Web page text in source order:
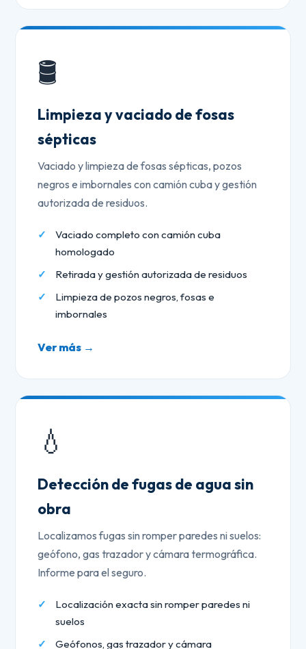
🛢️
Limpieza y vaciado de fosas
sépticas
Vaciado y limpieza de fosas sépticas, pozos
negros e imbornales con camión cuba y gestión
autorizada de residuos.
Vaciado completo con camión cuba
homologado
Retirada y gestión autorizada de residuos
Limpieza de pozos negros, fosas e
imbornales
Ver más →
💧
Detección de fugas de agua sin
obra
Localizamos fugas sin romper paredes ni suelos:
geófono, gas trazador y cámara termográfica.
Informe para el seguro.
Localización exacta sin romper paredes ni
suelos
Geófonos, gas trazador y cámara